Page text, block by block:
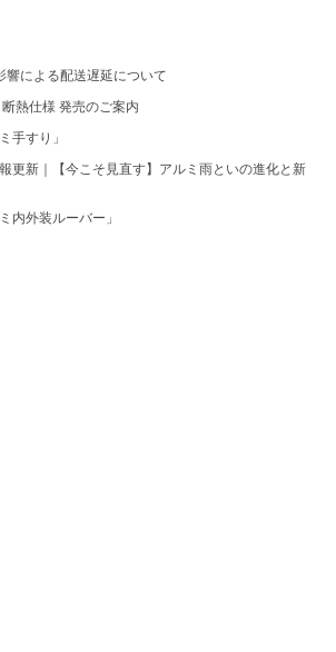
響による配送遅延について
熱仕様 発売のご案内
手すり」
更新｜【今こそ見直す】アルミ雨といの進化と新
内外装ルーバー」